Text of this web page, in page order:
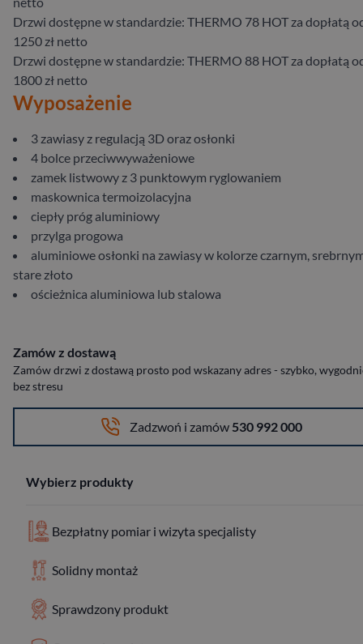
Drzwi dostępne w standardzie: THERMO 78 HOT za dopłatą
1250 zł netto
Drzwi dostępne w standardzie: THERMO 88 HOT za dopłatą
1800 zł netto
Wyposażenie
3 zawiasy z regulacją 3D oraz osłonki
4 bolce przeciwwyważeniowe
zamek listwowy z 3 punktowym ryglowaniem
maskownica termoizolacyjna
ciepły próg aluminiowy
przylga progowa
aluminiowe osłonki na zawiasy w kolorze czarnym,
stare złoto
ościeżnica aluminiowa lub stalowa
Zamów z dostawą
Zamów drzwi z dostawą prosto pod wskazany adres - szybko,
bez stresu
Zadzwoń i zamów 530 992 000
Wybierz produkty
Bezpłatny pomiar i wizyta specjalisty
Solidny montaż
Sprawdzony produkt